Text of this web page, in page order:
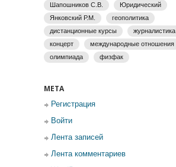
Шапошников С.В.
Юридический
Янковский Р.М.
геополитика
дистанционные курсы
журналистика
концерт
международные отношения
олимпиада
физфак
МЕТА
Регистрация
Войти
Лента записей
Лента комментариев